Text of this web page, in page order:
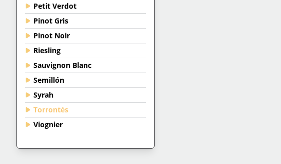
Petit Verdot
Pinot Gris
Pinot Noir
Riesling
Sauvignon Blanc
Semillón
Syrah
Torrontés
Viognier